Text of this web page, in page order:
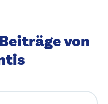
von